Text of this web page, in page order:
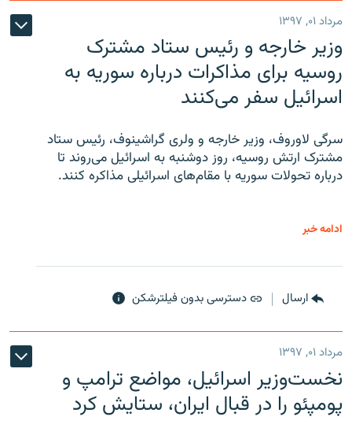
مرداد ۰۱, ۱۳۹۷
وزیر خارجه و رئیس‌ ستاد مشترک
روسیه برای مذاکرات درباره سوریه به
اسرائیل سفر می‌کنند
سرگی لاوروف، وزیر خارجه و ولری گراشینوف، رئیس ستاد
مشترک ارتش روسیه، روز دوشنبه به اسرائیل می‌روند تا
درباره تحولات سوریه با مقام‌های اسرائیلی مذاکره کنند.
ادامه خبر
ارسال دسترسی بدون فیلترشکن
مرداد ۰۱, ۱۳۹۷
نخست‌وزیر اسرائیل، مواضع ترامپ و
پومپئو را در قبال ایران، ستایش کرد